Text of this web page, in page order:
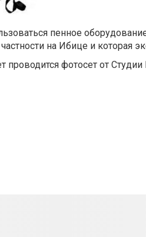
пенное
на Ибице и которая
проводится фотосет от